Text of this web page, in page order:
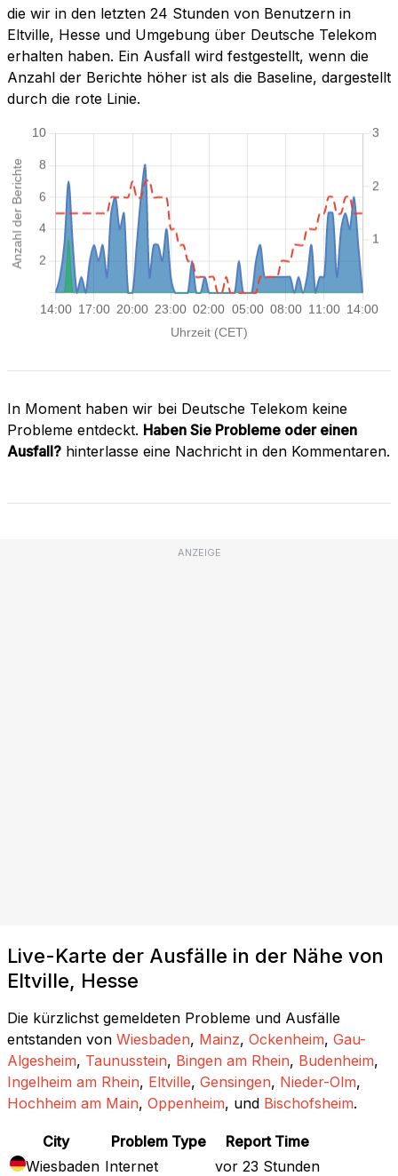
die wir in den letzten 24 Stunden von Benutzern in
Eltville, Hesse und Umgebung über Deutsche Telekom
erhalten haben. Ein Ausfall wird festgestellt, wenn die
Anzahl der Berichte höher ist als die Baseline, dargestellt
durch die rote Linie.
In Moment haben wir bei Deutsche Telekom keine
Probleme entdeckt. Haben Sie Probleme oder einen
Ausfall? hinterlasse eine Nachricht in den Kommentaren.
ANZEIGE
Live-Karte der Ausfälle in der Nähe von
Eltville, Hesse
Die kürzlichst gemeldeten Probleme und Ausfälle
entstanden von Wiesbaden, Mainz, Ockenheim, Gau-
Algesheim, Taunusstein, Bingen am Rhein, Budenheim,
Ingelheim am Rhein, Eltville, Gensingen, Nieder-Olm,
Hochheim am Main, Oppenheim, und Bischofsheim.
City Problem Type
Report Time
Wiesbaden Internet
vor 23 Stunden